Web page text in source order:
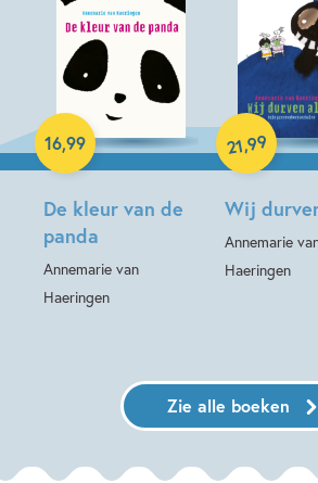
De kleur van de
panda
Annemarie van
Haeringen
16,99
Hardcover
Wij
Annemarie
Haeringen
21,99
Hardcover
Zie alle boeken